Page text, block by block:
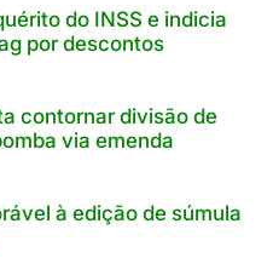
do INSS e indicia
por descontos
contornar divisão de
via emenda
à edição de súmula